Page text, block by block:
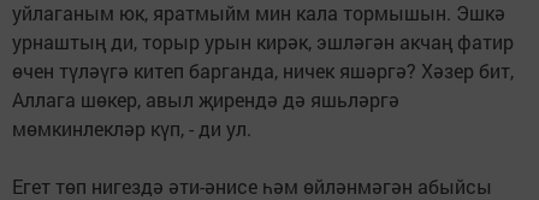
уйлаганым юк, яратмыйм мин кала тормышын. Эшкә
урнаштың ди, торыр урын кирәк, эшләгән акчаң фатир
өчен түләүгә китеп барганда, ничек яшәргә? Хәзер бит,
Аллага шөкер, авыл җирендә дә яшьләргә
мөмкинлекләр күп, - ди ул.
Егет төп нигездә әти-­әнисе һәм өйләнмәгән абыйсы